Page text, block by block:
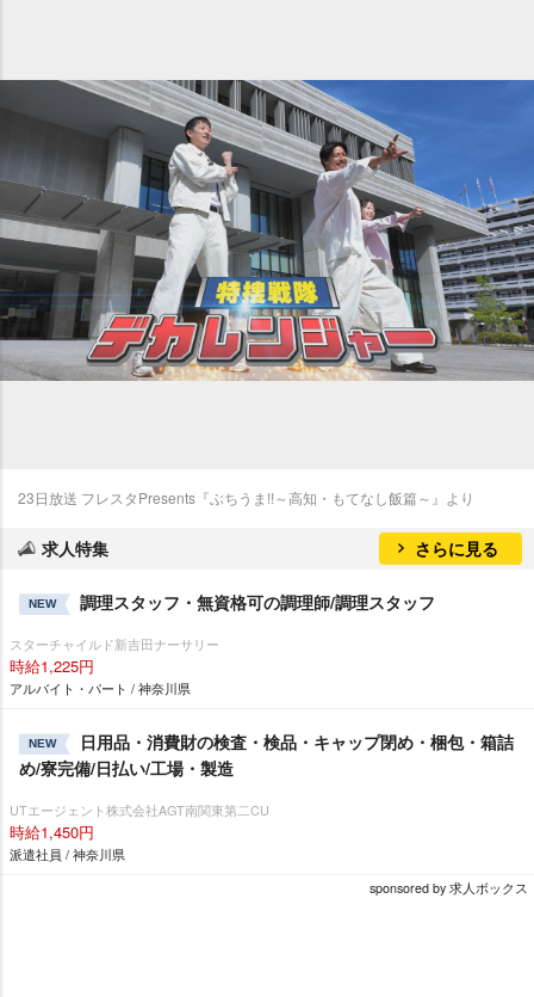
23日放送 フレスタPresents『ぶちうま!!～高知・もてなし飯篇～』より
求人特集 さらに見る
NEW 調理スタッフ・無資格可の調理師/調理スタッフ
スターチャイルド新吉田ナーサリー
時給1,225円
アルバイト・パート / 神奈川県
NEW
日用品・消費財の検査・検品・キャップ閉め・梱包・箱詰
め/寮完備/日払い/工場・製造
UTエージェント株式会社AGT南関東第二CU
時給1,450円
派遣社員 / 神奈川県
sponsored by 求人ボックス